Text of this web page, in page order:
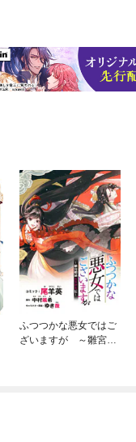
ふつつかな悪女ではご
ざいますが ～雛宮蝶